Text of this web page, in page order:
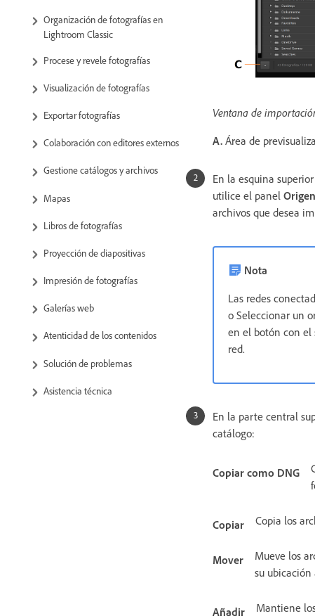
Organización de fotografías en
Lightroom Classic
Procese y revele fotografías
Visualización de fotografías
Exportar fotografías
Colaboración con editores externos
Gestione catálogos y archivos
Mapas
Libros de fotografías
Proyección de diapositivas
Impresión de fotografías
Galerías web
Atenticidad de los contenidos
Solución de problemas
Asistencia técnica
Ventana de
A. Área de
En la esquina
utilice el panel Origen
archivos que desea
Nota
Las redes
o Seleccionar un
en el botón con el
red.
En la parte central
catálogo:
Copiar como DNG
Copiar Copia los
Mover
Mueve los
su ubicación
Añadir Mantiene